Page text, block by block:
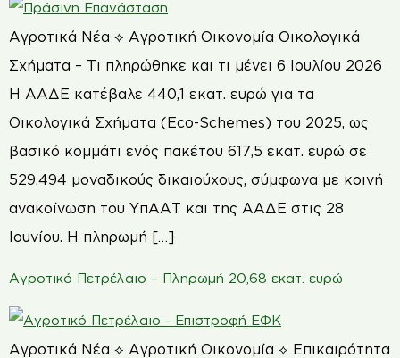
Αγροτικά Νέα ⟡ Αγροτική Οικονομία Οικολογικά
Σχήματα – Τι πληρώθηκε και τι μένει 6 Ιουλίου 2026
Η ΑΑΔΕ κατέβαλε 440,1 εκατ. ευρώ για τα
Οικολογικά Σχήματα (Eco-Schemes) του 2025, ως
βασικό κομμάτι ενός πακέτου 617,5 εκατ. ευρώ σε
529.494 μοναδικούς δικαιούχους, σύμφωνα με κοινή
ανακοίνωση του ΥπΑΑΤ και της ΑΑΔΕ στις 28
Ιουνίου. Η πληρωμή […]
Αγροτικό Πετρέλαιο – Πληρωμή 20,68 εκατ. ευρώ
Αγροτικά Νέα ⟡ Αγροτική Οικονομία ⟡ Επικαιρότητα